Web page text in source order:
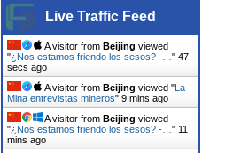
Live Traffic Feed
A visitor from Beijing viewed
"¿Nos estamos friendo los sesos? -… " 47
secs ago
A visitor from Beijing viewed "La
Mina entrevistas mineros" 9 mins ago
A visitor from Beijing viewed
"¿Nos estamos friendo los sesos? -… " 11
mins ago